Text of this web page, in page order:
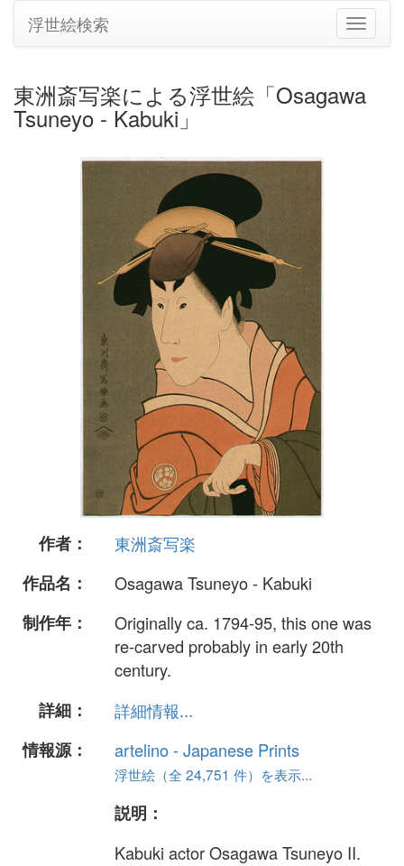
ナ
ビ
シ
浮世絵検索
東洲斎写楽による浮世絵「Osagawa
Tsuneyo - Kabuki」
作者：
東洲斎写楽
作品名：
Osagawa Tsuneyo - Kabuki
制作年：
Originally ca. 1794-95, this one was
re-carved probably in early 20th
century.
詳細：
詳細情報...
情報源：
artelino - Japanese Prints
浮世絵（全 24,751 件）を表示...
説明：
Kabuki actor Osagawa Tsuneyo II.